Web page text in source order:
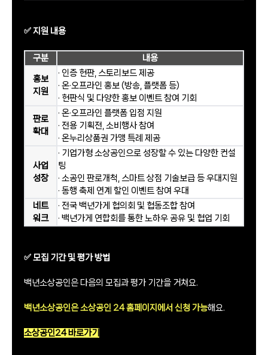
​✅ 지원 내용
구분 내용
홍보
지원
· 인증 현판, 스토리보드 제공
· 온·오프라인 홍보 (방송, 플랫폼 등)
· 현판식 및 다양한 홍보 이벤트 참여 기회
판로
확대
· 온·오프라인 플랫폼 입점 지원
· 전용 기획전, 소비행사 참여
· 온누리상품권 가맹 특례 제공
사업
성장
· 기업가형 소상공인으로 성장할 수 있는 다양한 컨설
팅
· 소공인 판로개척, 스마트 상점 기술보급 등 우대지원
· 동행 축제 연계 할인 이벤트 참여 우대
네트
워크
· 전국 백년가게 협의회 및 협동조합 참여
· 백년가게 연합회를 통한 노하우 공유 및 협업 기회
✅ 모집 기간 및 평가 방법
백년소상공인은 다음의 모집과 평가 기간을 거쳐요.
백년소상공인은 소상공인 24 홈페이지에서 신청 가능해요.
소상공인24 바로가기